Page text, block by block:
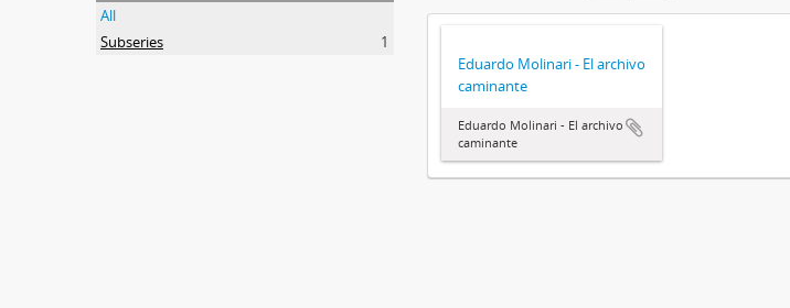
All
Subseries
1
Eduardo Molinari - El archivo
caminante
Eduardo Molinari - El archivo
caminante